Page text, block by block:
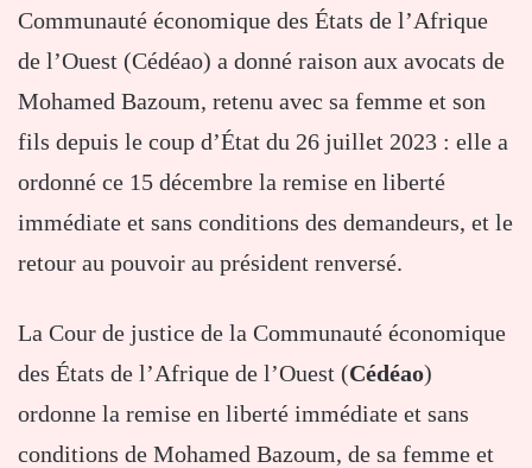
Communauté économique des États de l’Afrique
de l’Ouest (Cédéao) a donné raison aux avocats de
Mohamed Bazoum, retenu avec sa femme et son
fils depuis le coup d’État du 26 juillet 2023 : elle a
ordonné ce 15 décembre la remise en liberté
immédiate et sans conditions des demandeurs, et le
retour au pouvoir au président renversé.
La Cour de justice de la Communauté économique
des États de l’Afrique de l’Ouest (Cédéao)
ordonne la remise en liberté immédiate et sans
conditions de Mohamed Bazoum, de sa femme et